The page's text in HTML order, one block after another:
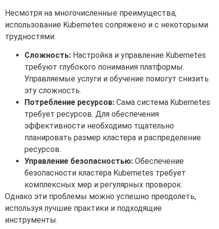
Несмотря на многочисленные преимущества,
использование Kubernetes сопряжено и с некоторыми
трудностями:
Сложность: Настройка и управление Kubernetes
требуют глубокого понимания платформы.
Управляемые услуги и обучение помогут снизить
эту сложность.
Потребление ресурсов: Сама система Kubernetes
требует ресурсов. Для обеспечения
эффективности необходимо тщательно
планировать размер кластера и распределение
ресурсов.
Управление безопасностью: Обеспечение
безопасности кластера Kubernetes требует
комплексных мер и регулярных проверок.
Однако эти проблемы можно успешно преодолеть,
используя лучшие практики и подходящие
инструменты.